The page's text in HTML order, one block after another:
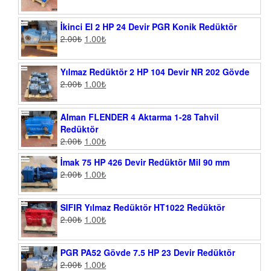
İkinci El 2 HP 24 Devir PGR Konik Redüktör
2.00₺ 1.00₺
Yılmaz Redüktör 2 HP 104 Devir NR 202 Gövde
2.00₺ 1.00₺
Alman FLENDER 4 Aktarma 1-28 Tahvil
Redüktör
2.00₺ 1.00₺
İmak 75 HP 426 Devir Redüktör Mil 90 mm
2.00₺ 1.00₺
SIFIR Yılmaz Redüktör HT1022 Redüktör
2.00₺ 1.00₺
PGR PA52 Gövde 7.5 HP 23 Devir Redüktör
2.00₺ 1.00₺